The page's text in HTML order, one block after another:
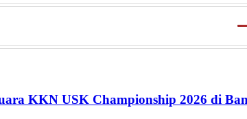
KKN USK Championship 2026 di